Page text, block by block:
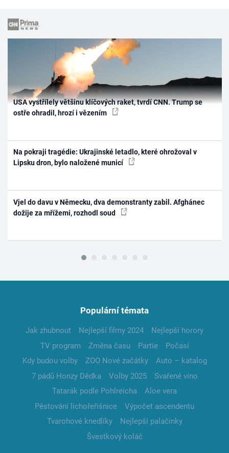
USA vystřílely většinu klíčových raket, tvrdí CNN. Trump se
ostře ohradil, hrozí i vězením
Na pokraji tragédie: Ukrajinské letadlo, které ohrožoval v
Lipsku dron, bylo naložené municí
Vjel do davu v Německu, dva demonstranty zabil. Afghánec
dožije za mřížemi, rozhodl soud
Populární témata
Jak zhubnout Nejlepší filmy 2024
Nejlepší horory
TV program
Změna času Partie
Počasí
Kdy budou volby
ZOO Nové začátky
Auto – katalog
7 pádů Honzy Dědka
Volby 2025
Svařené víno
Tatarák podle Pohlreicha
Aloe vera
Pěstování lichořeřišnice
Výpočet ascendentu
Tvarohové knedlíky
Nejlepší palačinky
Švestkový koláč